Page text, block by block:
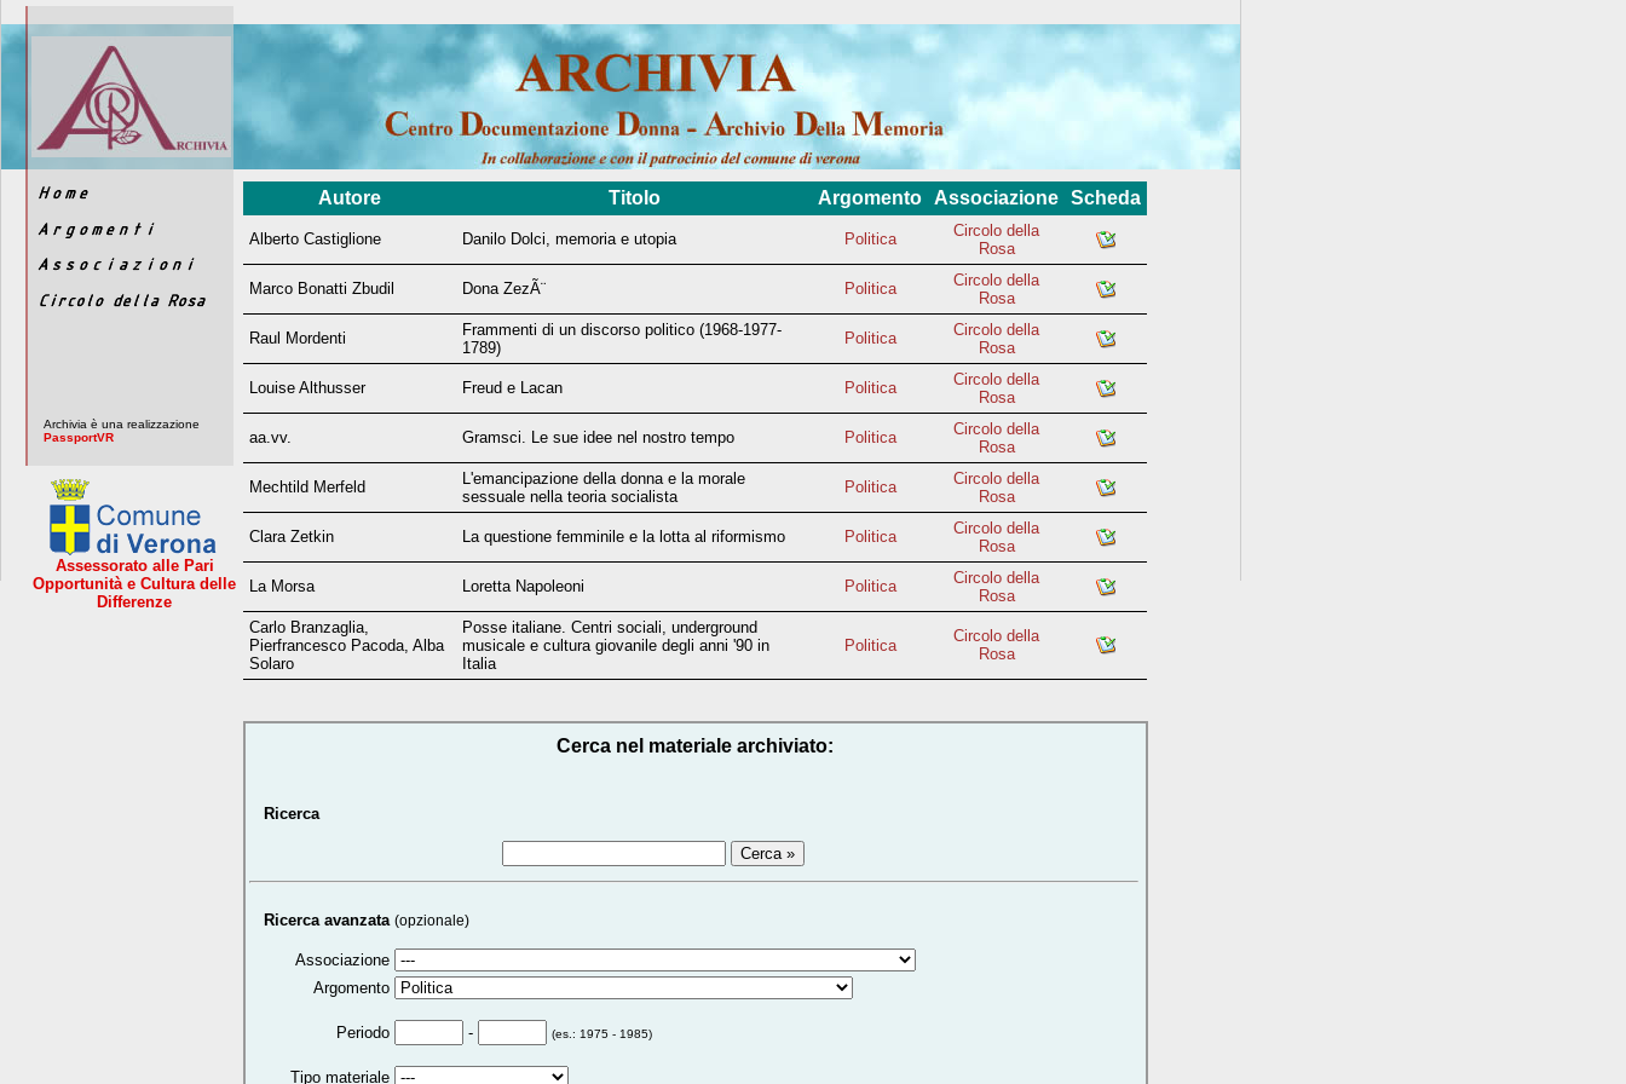
Archivia è una realizzazione
PassportVR
Assessorato alle Pari
Opportunità e Cultura delle
Differenze
Autore Titolo Argomento Associazione Scheda
Alberto Castiglione Danilo Dolci, memoria e utopia Politica
Circolo della
Rosa
Marco Bonatti Zbudil Dona ZezÃ¨ Politica
Circolo della
Rosa
Raul Mordenti
Frammenti di un discorso politico (1968-1977-
1789)
Politica
Circolo della
Rosa
Louise Althusser Freud e Lacan Politica
Circolo della
Rosa
aa.vv. Gramsci. Le sue idee nel nostro tempo Politica
Circolo della
Rosa
Mechtild Merfeld
L'emancipazione della donna e la morale
sessuale nella teoria socialista
Politica
Circolo della
Rosa
Clara Zetkin La questione femminile e la lotta al riformismo Politica
Circolo della
Rosa
La Morsa Loretta Napoleoni Politica
Circolo della
Rosa
Carlo Branzaglia,
Pierfrancesco Pacoda, Alba
Solaro
Posse italiane. Centri sociali, underground
musicale e cultura giovanile degli anni '90 in
Italia
Politica
Circolo della
Rosa
Cerca nel materiale archiviato:
Ricerca
Ricerca avanzata (opzionale)
Associazione
Argomento
Periodo - (es.: 1975 - 1985)
Tipo materiale